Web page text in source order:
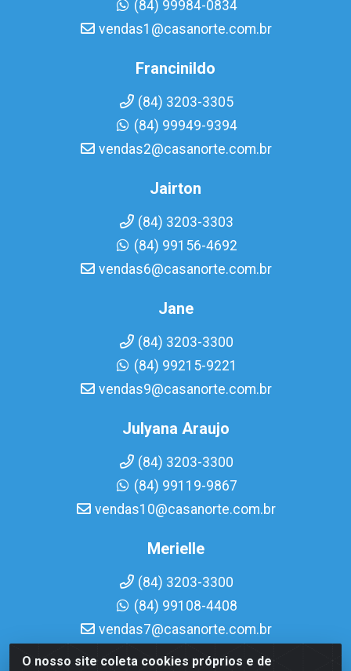
O nosso site coleta cookies próprios e de
(84) 99984-0834
vendas1@casanorte.com.br
Francinildo
(84) 3203-3305
(84) 99949-9394
vendas2@casanorte.com.br
Jairton
(84) 3203-3303
(84) 99156-4692
vendas6@casanorte.com.br
Jane
(84) 3203-3300
(84) 99215-9221
vendas9@casanorte.com.br
Julyana Araujo
(84) 3203-3300
(84) 99119-9867
vendas10@casanorte.com.br
Merielle
(84) 3203-3300
(84) 99108-4408
vendas7@casanorte.com.br